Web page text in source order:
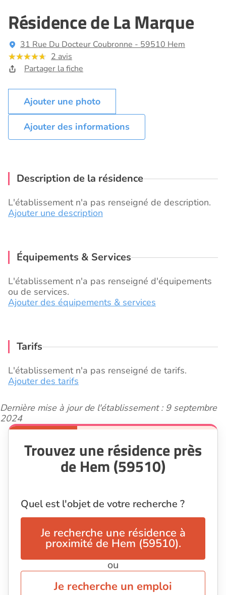
Résidence de La Marque
31 Rue Du Docteur Coubronne - 59510 Hem
2 avis
Partager la fiche
Ajouter des informations
Description de la résidence
L'établissement n'a pas renseigné de description.
Ajouter une description
Équipements & Services
L'établissement n'a pas renseigné d'équipements
ou de services.
Ajouter des équipements & services
Tarifs
L'établissement n'a pas renseigné de tarifs.
Ajouter des tarifs
Dernière mise à jour de l'établissement : 9 septembre
2024
Trouvez une résidence près
de Hem (59510)
Quel est l'objet de votre recherche ?
Je recherche une résidence à
proximité de Hem (59510).
ou
Je recherche un emploi